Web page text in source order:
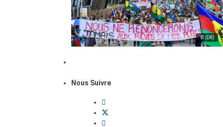
© (DR)
Nous Suivre